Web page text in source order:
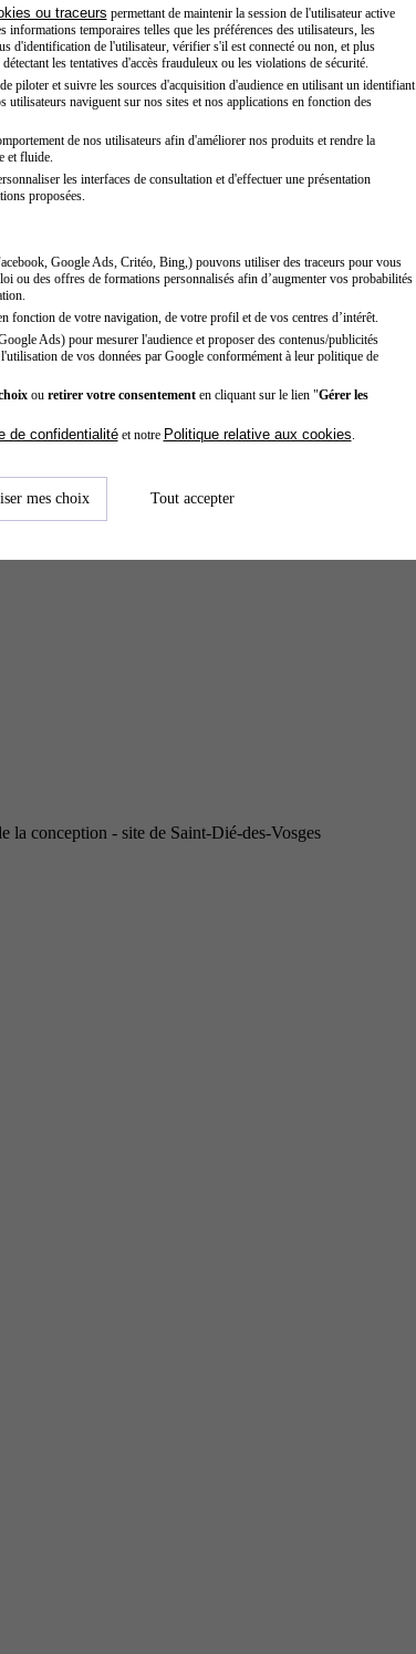
la conception - site de Saint-Dié-des-Vosges
ou traceurs permettant de maintenir la session de l'utilisateur active
informations temporaires telles que les préférences des utilisateurs, les
d'identification de l'utilisateur, vérifier s'il est connecté ou non, et plus
les tentatives d'accès frauduleux ou les violations de sécurité.
piloter et suivre les sources d'acquisition d'audience en utilisant un identifiant
utilisateurs naviguent sur nos sites et nos applications en fonction des
de nos utilisateurs afin d'améliorer nos produits et rendre la
et fluide.
les interfaces de consultation et d'effectuer une présentation
proposées.
Google Ads, Critéo, Bing,) pouvons utiliser des traceurs pour vous
ou des offres de formations personnalisés afin d’augmenter vos probabilités
fonction de votre navigation, de votre profil et de vos centres d’intérêt.
Ads) pour mesurer l'audience et proposer des contenus/publicités
de vos données par Google conformément à leur politique de
ou retirer votre consentementen cliquant sur le lien "Gérer les
de confidentialitéet notre Politique relative aux cookies
mes choix Tout accepter